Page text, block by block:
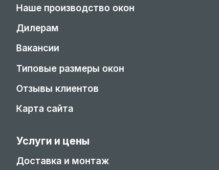
Наше производство окон
Дилерам
Вакансии
Типовые размеры окон
Отзывы клиентов
Карта сайта
Услуги и цены
Доставка и монтаж